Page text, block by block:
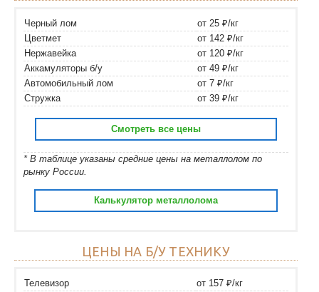
Черный лом
от 25 ₽/кг
Цветмет
от 142 ₽/кг
Нержавейка
от 120 ₽/кг
Аккамуляторы б/у
от 49 ₽/кг
Автомобильный лом
от 7 ₽/кг
Стружка
от 39 ₽/кг
Смотреть все цены
* В таблице указаны средние цены на металлолом по
рынку России.
Калькулятор металлолома
ЦЕНЫ НА Б/У ТЕХНИКУ
Телевизор
от 157 ₽/кг